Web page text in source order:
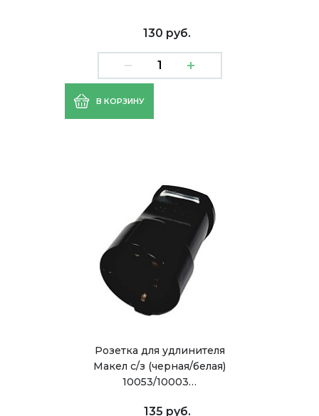
130 руб.
В КОРЗИНУ
Розетка для удлинителя
Макел с/з (черная/белая)
10053/10003…
135 руб.